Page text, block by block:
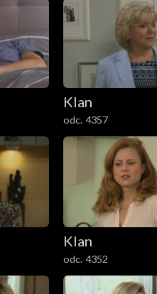
Klan
odc. 4357
Klan
odc. 4352